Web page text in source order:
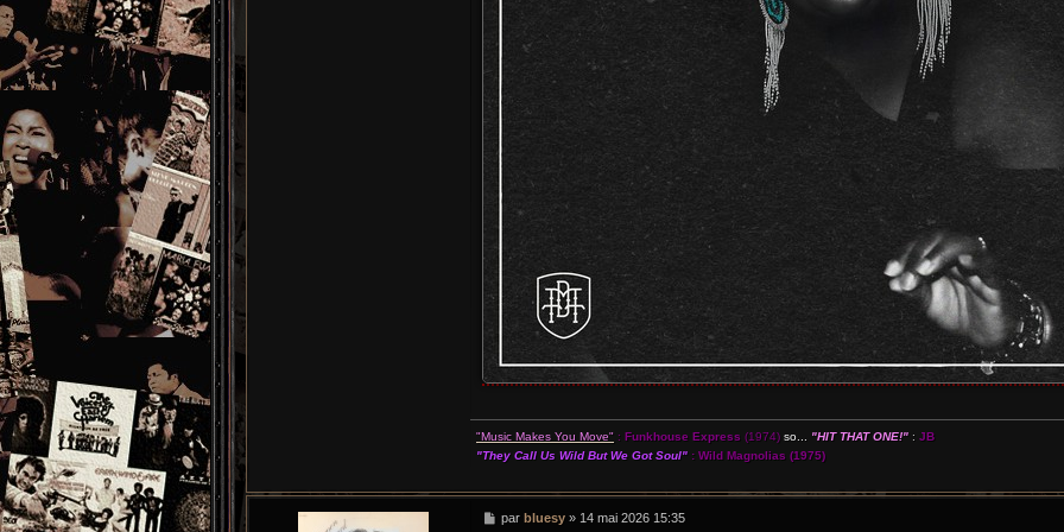
"Music Makes You Move" : Funkhouse Express (1974) so... "HIT THAT ONE!" : JB
"They Call Us Wild But We Got Soul" : Wild Magnolias (1975)
M
par bluesy» 14 mai 2026 15:35